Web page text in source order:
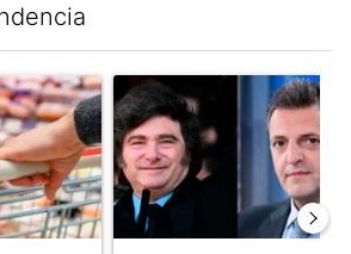
con el título "Inflación: economistas
Un artículo de tendencia